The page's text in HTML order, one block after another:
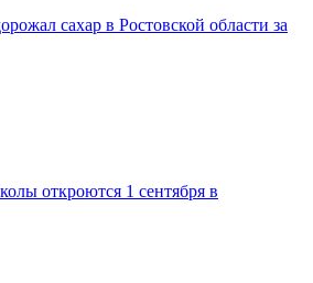
сахар в Ростовской области за
откроются 1 сентября в